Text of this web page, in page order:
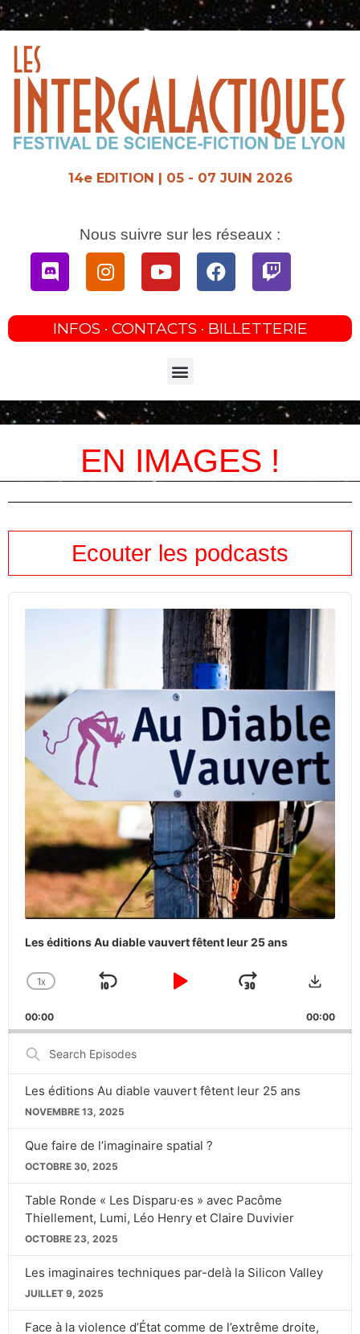
Aller
au
14e EDITION | 05 - 07 JUIN 2026
Nous suivre sur les réseaux :
DiscordInstagramYoutubeFacebookTwitch
INFOS · CONTACTS · BILLETTERIE
Menu
EN IMAGES !
Ecouter les podcasts
Audio
Les éditions Au diable vauvert fêtent leur 25 ans
CHANGE
RATE
1X
SKIP
PLAY
JUMP
FORWARD
00:00 00:00
Search
Episodes
Les éditions Au diable vauvert fêtent leur 25 ans
NOVEMBRE 13, 2025
Que faire de l’imaginaire spatial ?
OCTOBRE 30, 2025
Table Ronde « Les Disparu·es » avec Pacôme
Thiellement, Lumi, Léo Henry et Claire Duvivier
OCTOBRE 23, 2025
Les imaginaires techniques par-delà la Silicon Valley
JUILLET 9, 2025
Face à la violence d’État comme de l’extrême droite,